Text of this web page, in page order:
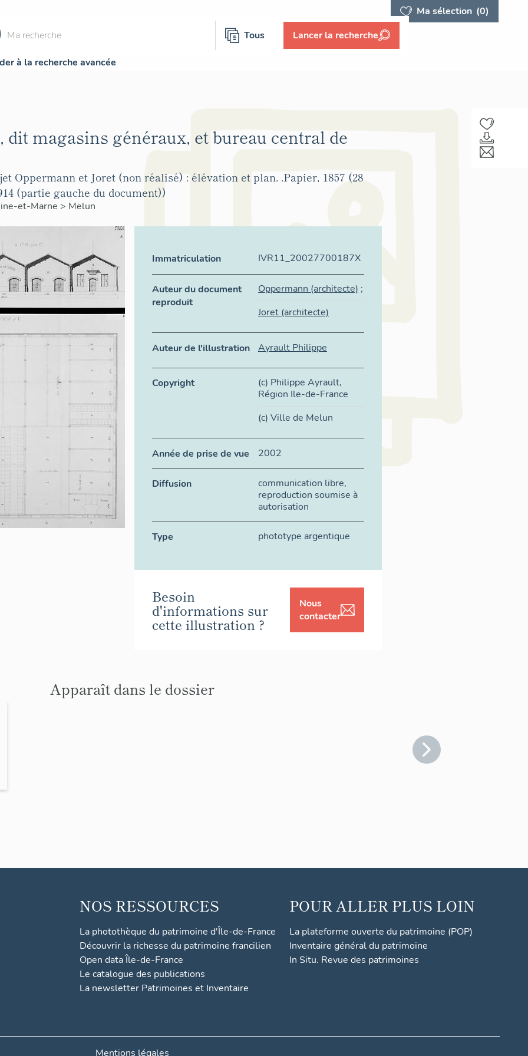
Ma sélection (0)
Tous Lancer la recherche
à la recherche avancée
magasins généraux, et bureau central de
Oppermann et Joret (non réalisé) : élévation et plan. .Papier, 1857 (28
(partie gauche du document))
et-Marne > Melun
Immatriculation IVR11_20027700187X
Auteur du document
reproduit
Oppermann (architecte) ;
Joret (architecte)
Auteur de l'illustration Ayrault Philippe
Copyright
(c) Philippe Ayrault,
Région Ile-de-France
(c) Ville de Melun
Année de prise de vue 2002
Diffusion
communication libre,
reproduction soumise à
autorisation
Type phototype argentique
Besoin
d'informations sur
cette illustration ?
Nous
contacter
Apparaît dans le dossier
NOS RESSOURCES
La photothèque du patrimoine d'Île-de-France
Découvrir la richesse du patrimoine francilien
Open data Île-de-France
Le catalogue des publications
La newsletter Patrimoines et Inventaire
POUR ALLER PLUS LOIN
La plateforme ouverte du patrimoine (POP)
Inventaire général du patrimoine
In Situ. Revue des patrimoines
Mentions légales